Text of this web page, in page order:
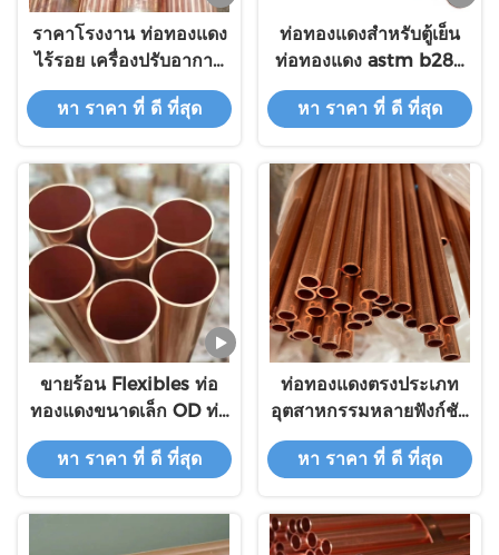
ราคาโรงงาน ท่อทองแดง
ไร้รอย เครื่องปรับอากาศ
และอุปกรณ์เย็น ท่อ
ทองแดง
หา ราคา ที่ ดี ที่สุด
ท่อทองแดงสําหรับตู้เย็น
ท่อทองแดง astm b280
c12200 ท่อทองแดงสําห
รับเครื่องปรับอากาศ
หา ราคา ที่ ดี ที่สุด
ขายร้อน Flexibles ท่อ
ทองแดงขนาดเล็ก OD ท่อ
ทองแดงที่กําหนดเองสําห
รับเครื่องลดท่อทองแดง
หา ราคา ที่ ดี ที่สุด
ท่อทองแดงตรงประเภท
อุตสาหกรรมหลายฟังก์ชัน
1/16 หนัก
หา ราคา ที่ ดี ที่สุด